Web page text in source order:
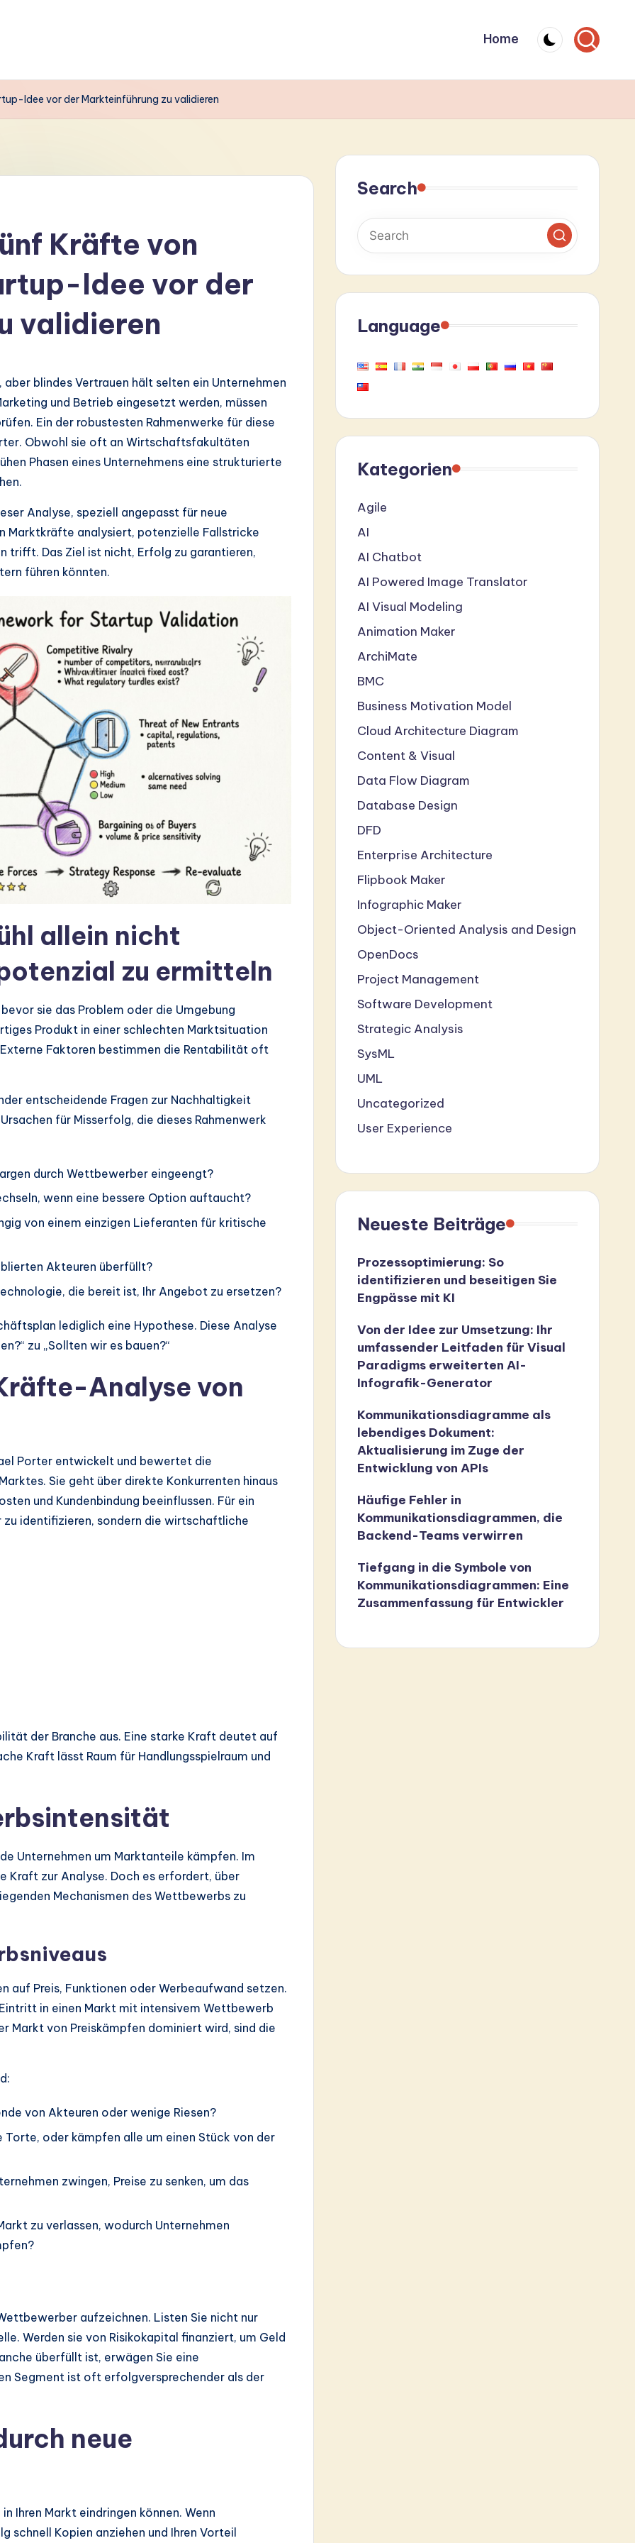
Home
Idee vor der Markteinführung zu validieren
Kräfte von
Idee vor der
validieren
blindes Vertrauen hält selten ein Unternehmen
und Betrieb eingesetzt werden, müssen
Ein der robustesten Rahmenwerke für diese
Obwohl sie oft an Wirtschaftsfakultäten
Phasen eines Unternehmens eine strukturierte
Analyse, speziell angepasst für neue
Marktkräfte analysiert, potenzielle Fallstricke
Das Ziel ist nicht, Erfolg zu garantieren,
führen könnten.
allein nicht
zu ermitteln
sie das Problem oder die Umgebung
Produkt in einer schlechten Marktsituation
Faktoren bestimmen die Rentabilität oft
entscheidende Fragen zur Nachhaltigkeit
für Misserfolg, die dieses Rahmenwerk
durch Wettbewerber eingeengt?
wenn eine bessere Option auftaucht?
von einem einzigen Lieferanten für kritische
Akteuren überfüllt?
die bereit ist, Ihr Angebot zu ersetzen?
lediglich eine Hypothese. Diese Analyse
zu „Sollten wir es bauen?“
Analyse von
Porter entwickelt und bewertet die
Sie geht über direkte Konkurrenten hinaus
und Kundenbindung beeinflussen. Für ein
identifizieren, sondern die wirtschaftliche
der Branche aus. Eine starke Kraft deutet auf
Kraft lässt Raum für Handlungsspielraum und
Unternehmen um Marktanteile kämpfen. Im
zur Analyse. Doch es erfordert, über
Mechanismen des Wettbewerbs zu
auf Preis, Funktionen oder Werbeaufwand setzen.
in einen Markt mit intensivem Wettbewerb
Markt von Preiskämpfen dominiert wird, sind die
von Akteuren oder wenige Riesen?
Torte, oder kämpfen alle um einen Stück von der
zwingen, Preise zu senken, um das
zu verlassen, wodurch Unternehmen
aufzeichnen. Listen Sie nicht nur
Werden sie von Risikokapital finanziert, um Geld
überfüllt ist, erwägen Sie eine
Segment ist oft erfolgversprechender als der
neue
Ihren Markt eindringen können. Wenn
schnell Kopien anziehen und Ihren Vorteil
Search
Language
Kategorien
Agile
AI
AI Chatbot
AI Powered Image Translator
AI Visual Modeling
Animation Maker
ArchiMate
BMC
Business Motivation Model
Cloud Architecture Diagram
Content & Visual
Data Flow Diagram
Database Design
DFD
Enterprise Architecture
Flipbook Maker
Infographic Maker
Object-Oriented Analysis and Design
OpenDocs
Project Management
Software Development
Strategic Analysis
SysML
UML
Uncategorized
User Experience
Neueste Beiträge
Prozessoptimierung: So
identifizieren und beseitigen Sie
Engpässe mit KI
Von der Idee zur Umsetzung: Ihr
umfassender Leitfaden für Visual
Paradigms erweiterten AI-
Infografik-Generator
Kommunikationsdiagramme als
lebendiges Dokument:
Aktualisierung im Zuge der
Entwicklung von APIs
Häufige Fehler in
Kommunikationsdiagrammen, die
Backend-Teams verwirren
Tiefgang in die Symbole von
Kommunikationsdiagrammen: Eine
Zusammenfassung für Entwickler